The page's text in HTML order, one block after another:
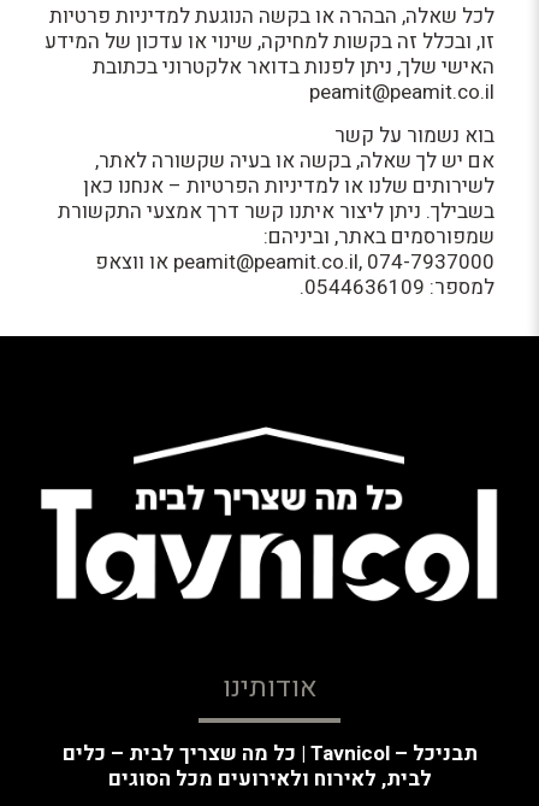
לכל שאלה, הבהרה או בקשה הנוגעת למדיניות פרטיות
זו, ובכלל זה בקשות למחיקה, שינוי או עדכון של המידע
האישי שלך, ניתן לפנות בדואר אלקטרוני בכתובת
peamit@peamit.co.il
בוא נשמור על קשר
אם יש לך שאלה, בקשה או בעיה שקשורה לאתר,
לשירותים שלנו או למדיניות הפרטיות – אנחנו כאן
בשבילך. ניתן ליצור איתנו קשר דרך אמצעי התקשורת
שמפורסמים באתר, וביניהם:
peamit@peamit.co.il, 074-7937000 או ווצאפ
למספר: 0544636109.
אודותינו
תבניכל – Tavnicol | כל מה שצריך לבית – כלים
לבית, לאירוח ולאירועים מכל הסוגים